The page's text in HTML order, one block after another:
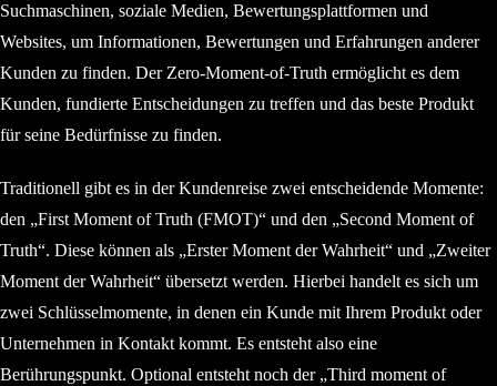
Suchmaschinen, soziale Medien, Bewertungsplattformen und
Websites, um Informationen, Bewertungen und Erfahrungen anderer
Kunden zu finden. Der Zero-Moment-of-Truth ermöglicht es dem
Kunden, fundierte Entscheidungen zu treffen und das beste Produkt
für seine Bedürfnisse zu finden.
Traditionell gibt es in der Kundenreise zwei entscheidende Momente:
den „First Moment of Truth (FMOT)“ und den „Second Moment of
Truth“. Diese können als „Erster Moment der Wahrheit“ und „Zweiter
Moment der Wahrheit“ übersetzt werden. Hierbei handelt es sich um
zwei Schlüsselmomente, in denen ein Kunde mit Ihrem Produkt oder
Unternehmen in Kontakt kommt. Es entsteht also eine
Berührungspunkt. Optional entsteht noch der „Third moment of